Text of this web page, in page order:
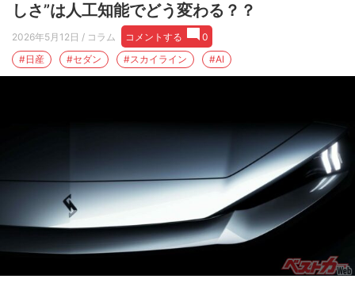
しさ”は人工知能でどう変わる？？
2026年5月12日 / コラム コメントする
0
#日産
#セダン #スカイライン #AI